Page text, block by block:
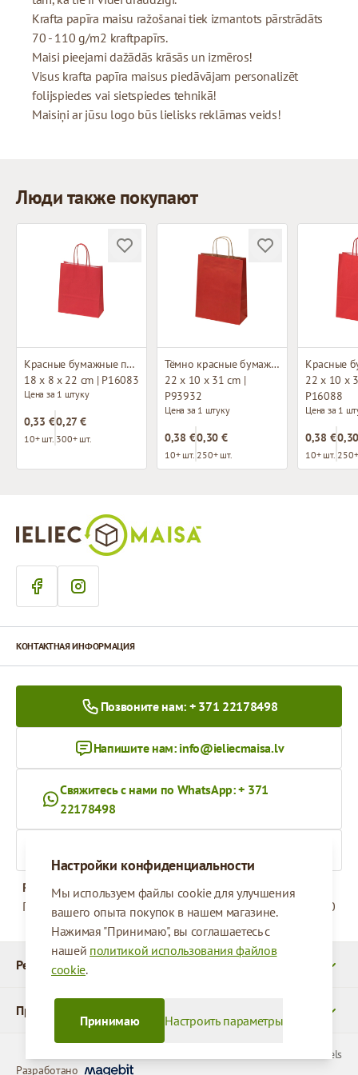
Krafta papīra maisu ražošanai tiek izmantots pārstrādāts
70 - 110 g/m2 kraftpapīrs.
Maisi pieejami dažādās krāsās un izmēros!
Visus krafta papīra maisus piedāvājam personalizēt
folijspiedes vai sietspiedes tehnikā!
Maisiņi ar jūsu logo būs lielisks reklāmas veids!
Люди также покупают
Красные бумажные пакеты с плетёными ручками
18 x 8 x 22 cm | P16083
Цена за 1 штуку
0,33 €
10+ шт.
0,27 €
300+ шт.
Тёмно красные бумажные пакеты с плетёными ручками
22 x 10 x 31 cm |
P93932
Цена за 1 штуку
0,38 €
10+ шт.
0,30 €
250+ шт.
22 x 10 x
P16088
Цена за 1
0,38 €
10+ шт.
Настройки конфиденциальности
Мы используем файлы cookie для улучшения
вашего опыта покупок в нашем магазине.
Нажимая "Принимаю", вы соглашаетесь с
нашей политикой использования файлов
cookie.
Настроить параметры
Принимаю
Реквизиты
Продукты
КОНТАКТНАЯ ИНФОРМАЦИЯ
Позвоните нам: + 371 22178498
Напишите нам: info@ieliecmaisa.lv
Свяжитесь с нами по WhatsApp: + 371
22178498
Рабочее время
Понедельник - Пятница
09:00 - 17:00
© 2026 SIA Parcels
Разработано